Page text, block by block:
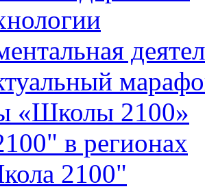
«Школы 2100»
в регионах
2100"